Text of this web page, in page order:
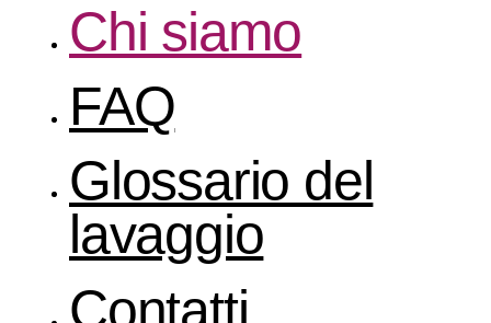
Chi siamo
FAQ
Glossario del
lavaggio
Contatti